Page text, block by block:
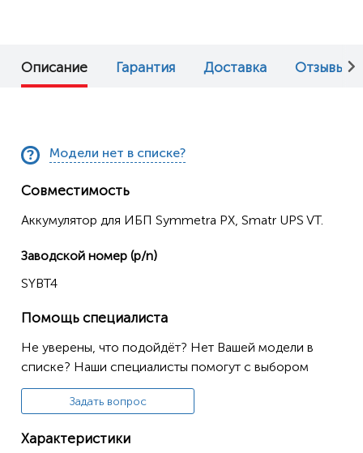
Описание Гарантия Доставка Отзывы (0)
Модели нет в списке?
Совместимость
Аккумулятор для ИБП Symmetra PX, Smatr UPS VT.
Заводской номер (p/n)
SYBT4
Помощь специалиста
Не уверены, что подойдёт? Нет Вашей модели в
списке? Наши специалисты помогут с выбором
Задать вопрос
Характеристики